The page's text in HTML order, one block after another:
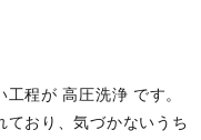
程が 高圧洗浄 です。
ており、気づかないうち